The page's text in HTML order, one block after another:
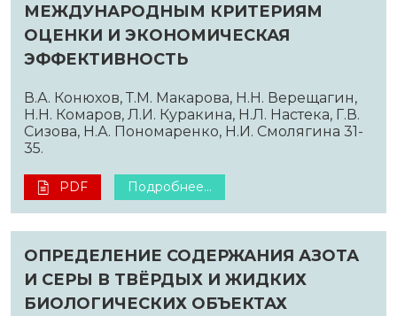
МЕЖДУНАРОДНЫМ КРИТЕРИЯМ
ОЦЕНКИ И ЭКОНОМИЧЕСКАЯ
ЭФФЕКТИВНОСТЬ
В.А. Конюхов, Т.М. Макарова, Н.Н. Верещагин,
Н.Н. Комаров, Л.И. Куракина, Н.Л. Настека, Г.В.
Сизова, Н.А. Пономаренко, Н.И. Смолягина 31-
35.
PDF Подробнее...
ОПРЕДЕЛЕНИЕ СОДЕРЖАНИЯ АЗОТА
И СЕРЫ В ТВЁРДЫХ И ЖИДКИХ
БИОЛОГИЧЕСКИХ ОБЪЕКТАХ